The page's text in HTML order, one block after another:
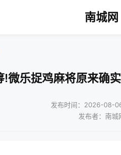
南城网
!微乐捉鸡麻将原来确
发布时间：2026-08-
发布者：南城